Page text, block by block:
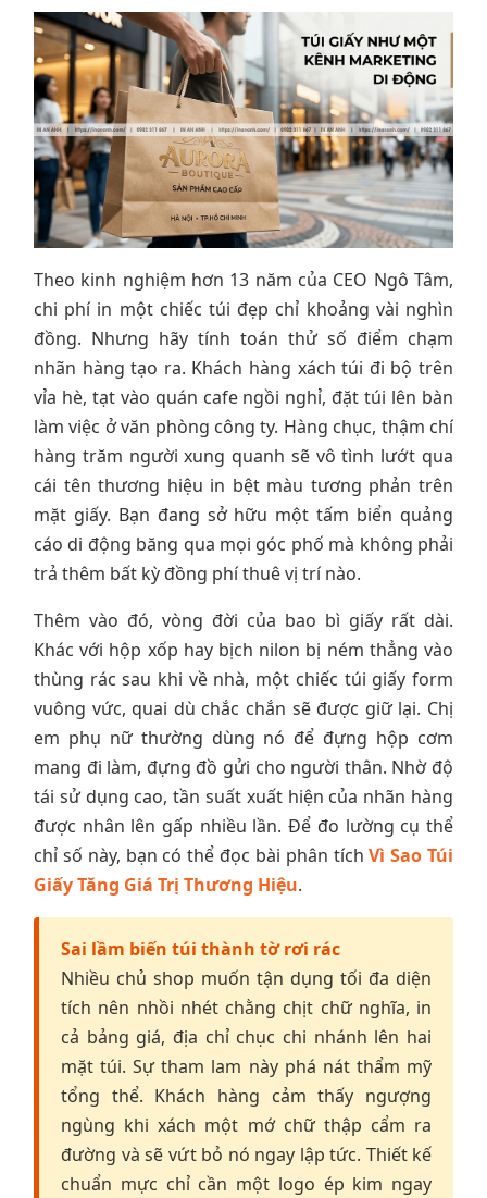
Theo kinh nghiệm hơn 13 năm của CEO Ngô Tâm,
chi phí in một chiếc túi đẹp chỉ khoảng vài nghìn
đồng. Nhưng hãy tính toán thử số điểm chạm
nhãn hàng tạo ra. Khách hàng xách túi đi bộ trên
vỉa hè, tạt vào quán cafe ngồi nghỉ, đặt túi lên bàn
làm việc ở văn phòng công ty. Hàng chục, thậm chí
hàng trăm người xung quanh sẽ vô tình lướt qua
cái tên thương hiệu in bệt màu tương phản trên
mặt giấy. Bạn đang sở hữu một tấm biển quảng
cáo di động băng qua mọi góc phố mà không phải
trả thêm bất kỳ đồng phí thuê vị trí nào.
Thêm vào đó, vòng đời của bao bì giấy rất dài.
Khác với hộp xốp hay bịch nilon bị ném thẳng vào
thùng rác sau khi về nhà, một chiếc túi giấy form
vuông vức, quai dù chắc chắn sẽ được giữ lại. Chị
em phụ nữ thường dùng nó để đựng hộp cơm
mang đi làm, đựng đồ gửi cho người thân. Nhờ độ
tái sử dụng cao, tần suất xuất hiện của nhãn hàng
được nhân lên gấp nhiều lần. Để đo lường cụ thể
chỉ số này, bạn có thể đọc bài phân tíchVì Sao Túi
Giấy Tăng Giá Trị Thương Hiệu.
Sai lầm biến túi thành tờ rơi rác
Nhiều chủ shop muốn tận dụng tối đa diện
tích nên nhồi nhét chằng chịt chữ nghĩa, in
cả bảng giá, địa chỉ chục chi nhánh lên hai
mặt túi. Sự tham lam này phá nát thẩm mỹ
tổng thể. Khách hàng cảm thấy ngượng
ngùng khi xách một mớ chữ thập cẩm ra
đường và sẽ vứt bỏ nó ngay lập tức. Thiết kế
chuẩn mực chỉ cần một logo ép kim ngay